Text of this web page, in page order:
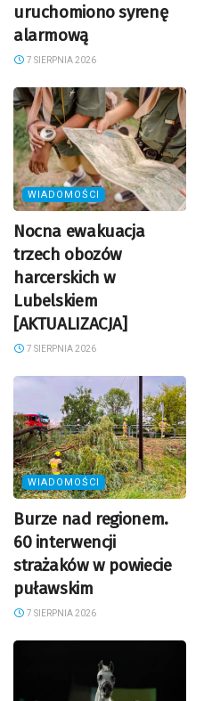
uruchomiono syrenę
alarmową
7 SIERPNIA 2026
WIADOMOŚCI
Nocna ewakuacja
trzech obozów
harcerskich w
Lubelskiem
[AKTUALIZACJA]
7 SIERPNIA 2026
WIADOMOŚCI
Burze nad regionem.
60 interwencji
strażaków w powiecie
puławskim
7 SIERPNIA 2026